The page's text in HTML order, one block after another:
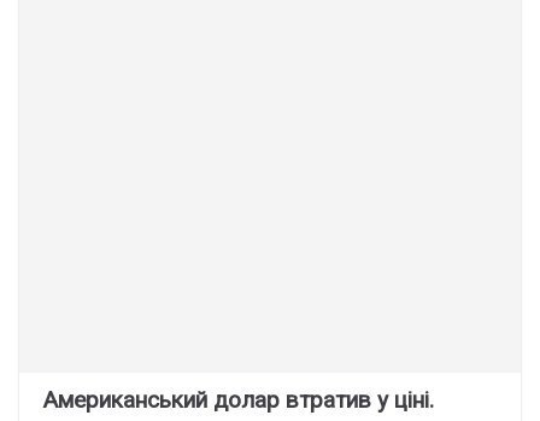
Американський долар втратив у ціні.